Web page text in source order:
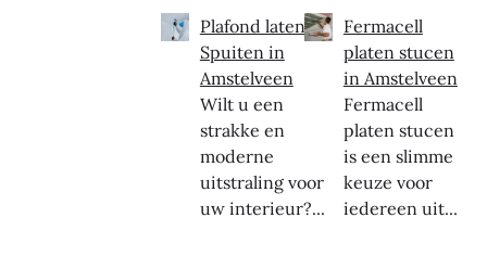
Plafond laten
Spuiten in
Amstelveen
Wilt u een
strakke en
moderne
uitstraling voor
uw interieur?...
Fermacell
platen stucen
in Amstelveen
Fermacell
platen stucen
is een slimme
keuze voor
iedereen uit...